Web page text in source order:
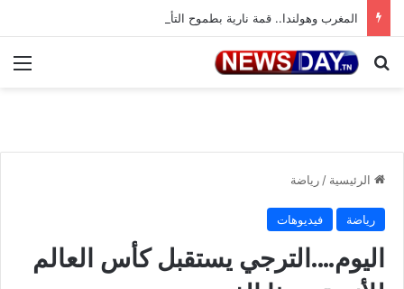
المغرب وهولندا.. قمة نارية بطموح التأهل إلى ثمن النهائي
بحث عن
الرئيسية / رياضة
رياضة فيديوهات
اليوم….الترجي يستقبل كأس العالم